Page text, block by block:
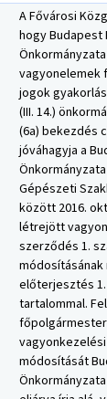
A Fővárosi
hogy Budapest
vagyonelemek
jogok
(III. 14.)
(6a) bekezdés
jóváhagyja a
Gépészeti
között 2016.
létrejött
szerződés 1.
előterjesztés
tartalommal.
módosítását